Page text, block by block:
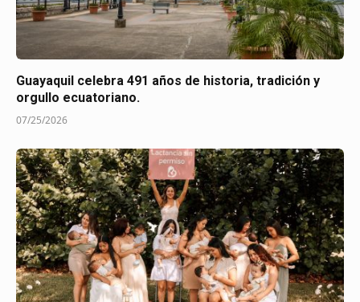
Guayaquil celebra 491 años de historia, tradición y
orgullo ecuatoriano.
07/25/2026